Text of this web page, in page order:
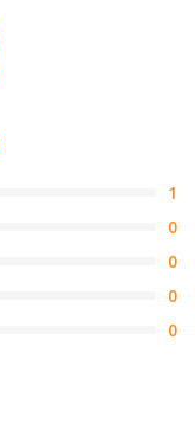
1
0
0
0
0